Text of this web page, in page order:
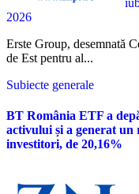
2026
Erste Group, desemnată Cea mai bună bancă din Europa Centrală și
de Est pentru al...
Subiecte generale
BT România ETF a
activului și a generat
investitori, de 20,16%